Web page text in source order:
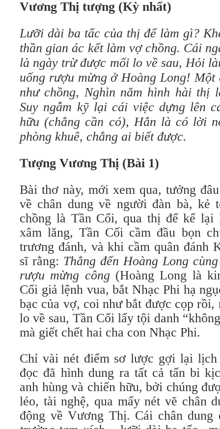
Vương Thị tượng (Kỳ nhất)
Lưỡi dài ba tấc của thị để làm gì?
thần gian ác kết làm vợ chồng. Cái
là ngày trừ được mối lo về sau, Hỏi
uống rượu mừng ở Hoàng Long! Một
như chồng, Nghìn năm hình hài thị
Suy ngẫm kỹ lại cái việc dựng lên
hữu (chẳng cần có), Hẳn là có lời
phòng khuê, chẳng ai biết được.
Tượng Vương Thị (Bài 1)
Bài thơ này, mới xem qua, tưởng
về chân dung về người đàn bà, kẻ
chồng là Tần Cối, qua thị để kể
xâm lăng, Tần Cối cầm đầu bọn
trương đánh, và khi cầm quân đánh
sĩ rằng: Thẳng đến Hoàng Long
rượu mừng công (Hoàng Long là
Cối giả lệnh vua, bắt Nhạc Phi hạ
bạc của vợ, coi như bắt được cọp rồi,
lo về sau, Tần Cối lấy tội danh
mà giết chết hai cha con Nhạc Phi.
Chỉ vài nét điểm sơ lược gợi lại
đọc đã hình dung ra tất cả tấn bi
anh hùng và chiến hữu, bởi chúng
léo, tài nghệ, qua mấy nét vẽ chân
động về Vương Thị. Cái chân